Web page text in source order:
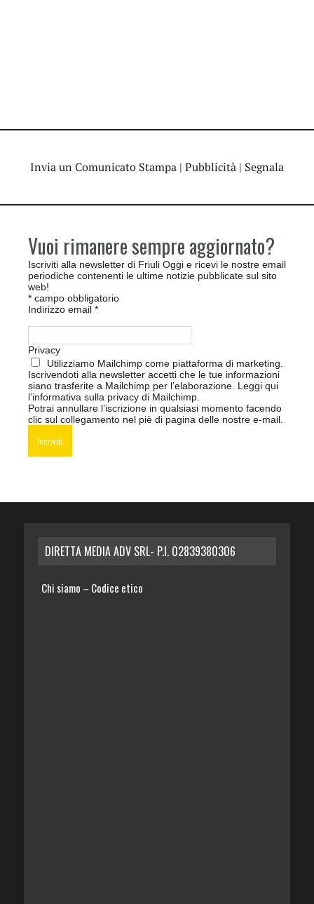
Invia un Comunicato Stampa | Pubblicità | Segnala
Vuoi rimanere sempre aggiornato?
Iscriviti alla newsletter di Friuli Oggi e ricevi le nostre email
periodiche contenenti le ultime notizie pubblicate sul sito
web!
* campo obbligatorio
Indirizzo email *
Privacy
Utilizziamo Mailchimp come piattaforma di marketing.
Iscrivendoti alla newsletter accetti che le tue informazioni
siano trasferite a Mailchimp per l’elaborazione. Leggi qui
l’informativa sulla privacy di Mailchimp.
Potrai annullare l’iscrizione in qualsiasi momento facendo
clic sul collegamento nel piè di pagina delle nostre e-mail.
DIRETTA MEDIA ADV SRL- P.I. 02839380306
Chi siamo – Codice etico